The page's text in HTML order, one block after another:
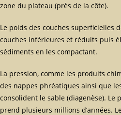
zone du plateau (près de la côte).
Le poids des couches superficielles
couches inférieures et réduits puis
sédiments en les compactant.
La pression, comme les produits
des nappes phréatiques ainsi que
consolident le sable (diagenèse). Le
prend plusieurs millions d’années.